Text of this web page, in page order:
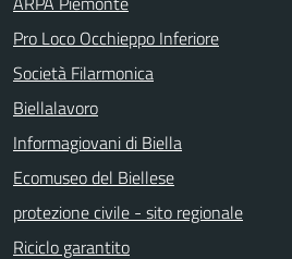
Pro Loco Occhieppo Inferiore
Società Filarmonica
Biellalavoro
Informagiovani di Biella
Ecomuseo del Biellese
protezione civile - sito regionale
Riciclo garantito